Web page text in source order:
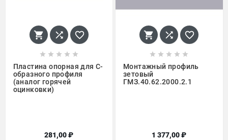
  
    
Пластина опорная для C-
образного профиля
(аналог горячей
оцинковки)
281,00 ₽
  
    
Монтажный профиль
зетовый
ГМЗ.40.62.2000.2.1
1 377,00 ₽